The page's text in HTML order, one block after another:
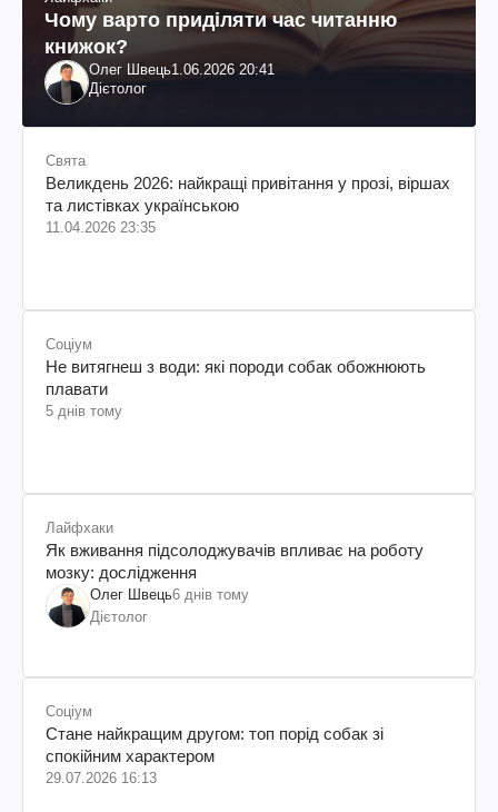
Чому варто приділяти час читанню
книжок?
Олег Швець1.06.2026 20:41
Дієтолог
Свята
Великдень 2026: найкращі привітання у прозі, віршах
та листівках українською
11.04.2026 23:35
Соціум
Не витягнеш з води: які породи собак обожнюють
плавати
5 днів тому
Лайфхаки
Як вживання підсолоджувачів впливає на роботу
мозку: дослідження
Олег Швець6 днів тому
Дієтолог
Соціум
Стане найкращим другом: топ порід собак зі
спокійним характером
29.07.2026 16:13